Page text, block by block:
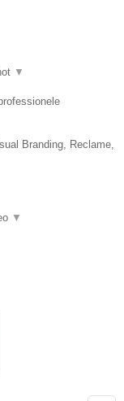
▼
Branding, Reclame,
▼